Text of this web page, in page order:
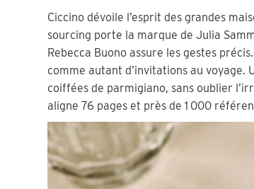
Ciccino dévoile l’esprit des grandes
sourcing porte la marque de Julia
Rebecca Buono assure les gestes
comme autant d’invitations au voyage.
coiffées de parmigiano, sans oublier
aligne 76 pages et près de 1 000